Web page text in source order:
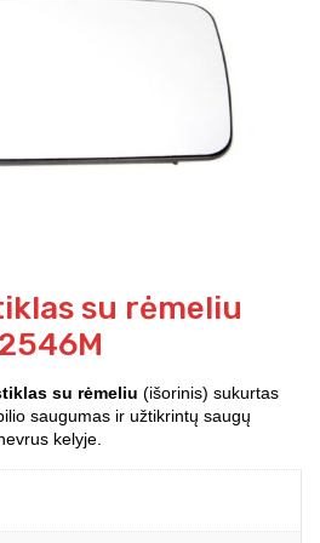
su rėmeliu
su rėmeliu (išorinis) sukurtas
saugumas ir užtikrintų saugų
kelyje.